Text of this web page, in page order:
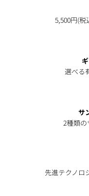
5,500円(
選べる
サ
2種類
先進テクノロ